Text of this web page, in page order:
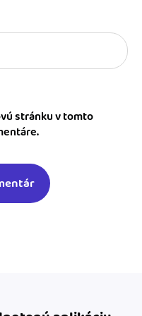
stránku v tomto